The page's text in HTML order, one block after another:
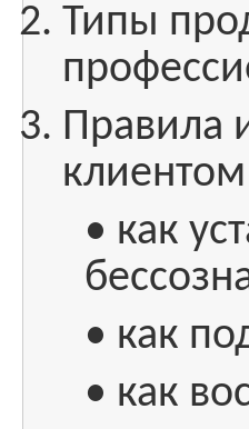
Типы
Правила
клиентом
• как
• как
• как